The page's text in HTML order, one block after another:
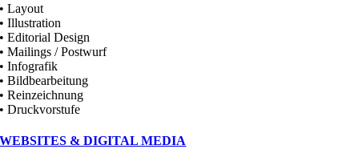
• Layout
• Illustration
• Editorial Design
• Mailings / Postwurf
• Infografik
• Bildbearbeitung
• Reinzeichnung
• Druckvorstufe
WEBSITES & DIGITAL MEDIA